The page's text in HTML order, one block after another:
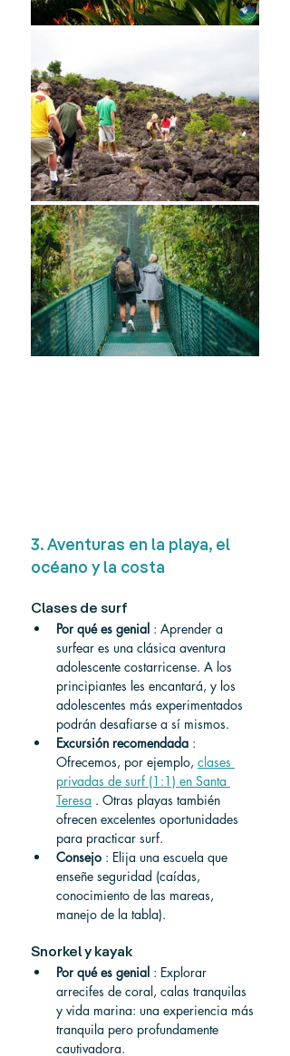
3. Aventuras en la playa, el
océano y la costa
Clases de surf
Por qué es genial : Aprender a
surfear es una clásica aventura
adolescente costarricense. A los
principiantes les encantará, y los
adolescentes más experimentados
podrán desafiarse a sí mismos.
Excursión recomendada :
Ofrecemos, por ejemplo, clases
privadas de surf (1:1) en Santa
Teresa . Otras playas también
ofrecen excelentes oportunidades
para practicar surf.
Consejo : Elija una escuela que
enseñe seguridad (caídas,
conocimiento de las mareas,
manejo de la tabla).
Snorkel y kayak
Por qué es genial : Explorar
arrecifes de coral, calas tranquilas
y vida marina: una experiencia más
tranquila pero profundamente
cautivadora.